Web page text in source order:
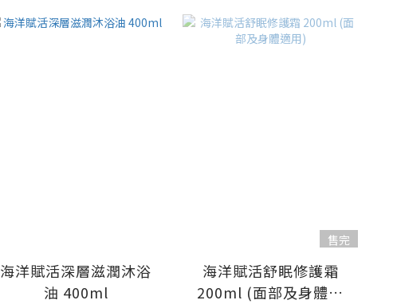
海洋賦活深層滋潤沐浴
油 400ml
售完
海洋賦活舒眠修護霜
200ml (面部及身體適